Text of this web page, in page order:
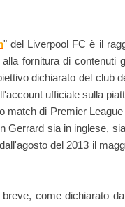
" del Liverpool FC è il
fornitura di contenuti
dichiarato del club
ufficiale sulla
match di Premier
Gerrard sia in inglese,
del 2013 il
come dichiarato